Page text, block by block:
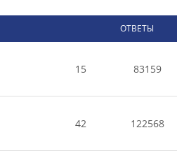
ОТВЕТЫ
15 83159
42 122568